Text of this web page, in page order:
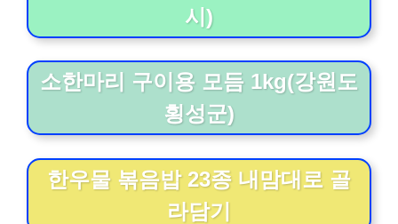
시)
소한마리 구이용 모듬 1kg(강원도
횡성군)
한우물 볶음밥 23종 내맘대로 골
라담기